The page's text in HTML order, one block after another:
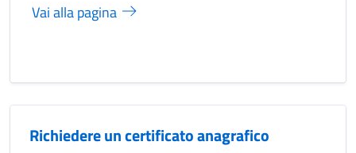
Vai alla pagina
Richiedere un certificato anagrafico